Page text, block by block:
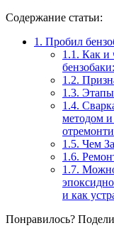
Содержание статьи:
1. Пробил
1.1. Как и
1.2.
1.3. Этапы
1.4.
методом
1.5. Чем
1.6.
1.7.
и как
Понравилось?